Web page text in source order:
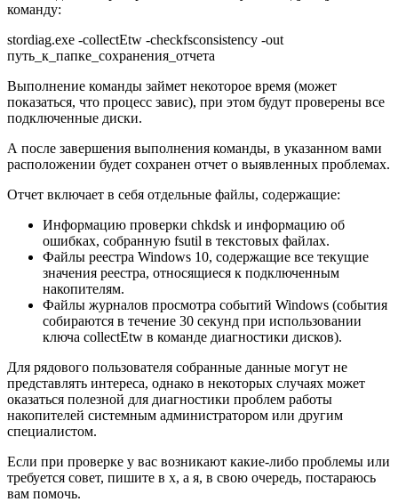
команду:
stordiag.exe -collectEtw -checkfsconsistency -out
путь_к_папке_сохранения_отчета
Выполнение команды займет некоторое время (может
показаться, что процесс завис), при этом будут проверены все
подключенные диски.
А после завершения выполнения команды, в указанном вами
расположении будет сохранен отчет о выявленных проблемах.
Отчет включает в себя отдельные файлы, содержащие:
Информацию проверки chkdsk и информацию об
ошибках, собранную fsutil в текстовых файлах.
Файлы реестра Windows 10, содержащие все текущие
значения реестра, относящиеся к подключенным
накопителям.
Файлы журналов просмотра событий Windows (события
собираются в течение 30 секунд при использовании
ключа collectEtw в команде диагностики дисков).
Для рядового пользователя собранные данные могут не
представлять интереса, однако в некоторых случаях может
оказаться полезной для диагностики проблем работы
накопителей системным администратором или другим
специалистом.
Если при проверке у вас возникают какие-либо проблемы или
требуется совет, пишите в х, а я, в свою очередь, постараюсь
вам помочь.